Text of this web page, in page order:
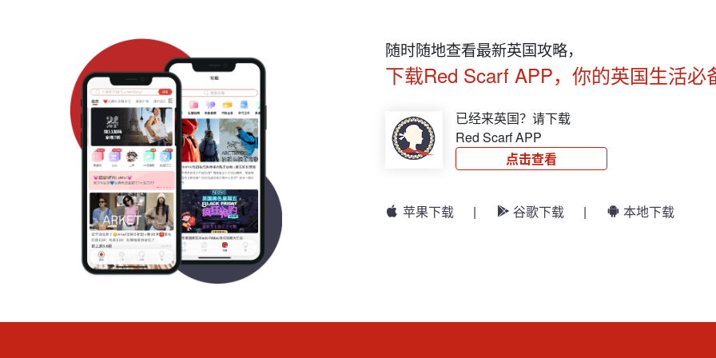
随时随地查看最新英国攻略，
下载Red Scarf APP，你的英国生活必
已经来英国？请下载
Red Scarf APP
点击查看
苹果下载 | 谷歌下载 | 本地下载